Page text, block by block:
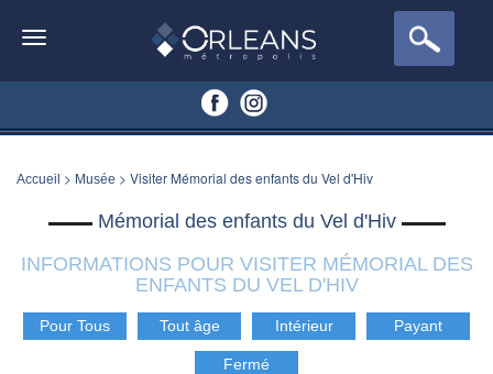
Accueil > Musée > Visiter Mémorial des enfants du Vel d'Hiv
Mémorial des enfants du Vel d'Hiv
INFORMATIONS POUR VISITER MÉMORIAL DES
ENFANTS DU VEL D'HIV
Pour Tous Tout âge Intérieur Payant
Fermé